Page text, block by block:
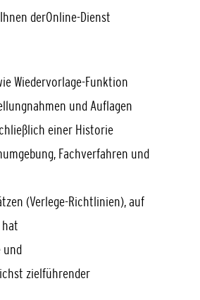
derOnline-Dienst
Wiedervorlage-Funktion
und Auflagen
einer Historie
Fachverfahren und
(Verlege-Richtlinien), auf
und
zielführender